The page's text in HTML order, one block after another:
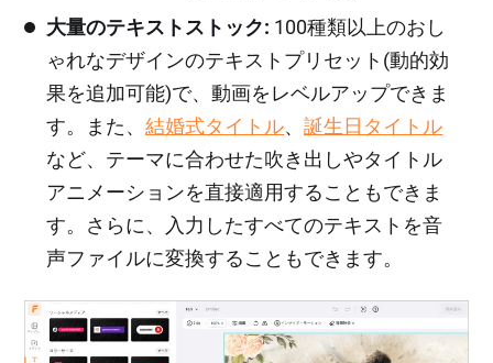
大量のテキストストック: 100種類以上のおし
ゃれなデザインのテキストプリセット(動的効
果を追加可能)で、動画をレベルアップできま
す。また、結婚式タイトル、誕生日タイトル
など、テーマに合わせた吹き出しやタイトル
アニメーションを直接適用することもできま
す。さらに、入力したすべてのテキストを音
声ファイルに変換することもできます。